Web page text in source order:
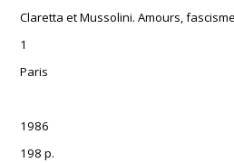
Claretta et Mussolini. Amours,
1
Paris
1986
198 p.